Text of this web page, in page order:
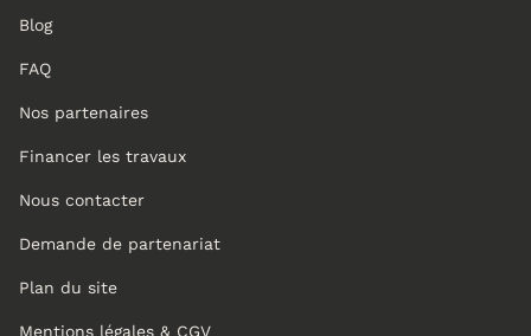
Blog
FAQ
Nos partenaires
Financer les travaux
Nous contacter
Demande de partenariat
Plan du site
Mentions légales & CGV